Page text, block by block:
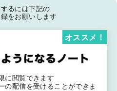
るには下記の
をお願いします
に閲覧できます
の配信を受けることができま
オススメ！